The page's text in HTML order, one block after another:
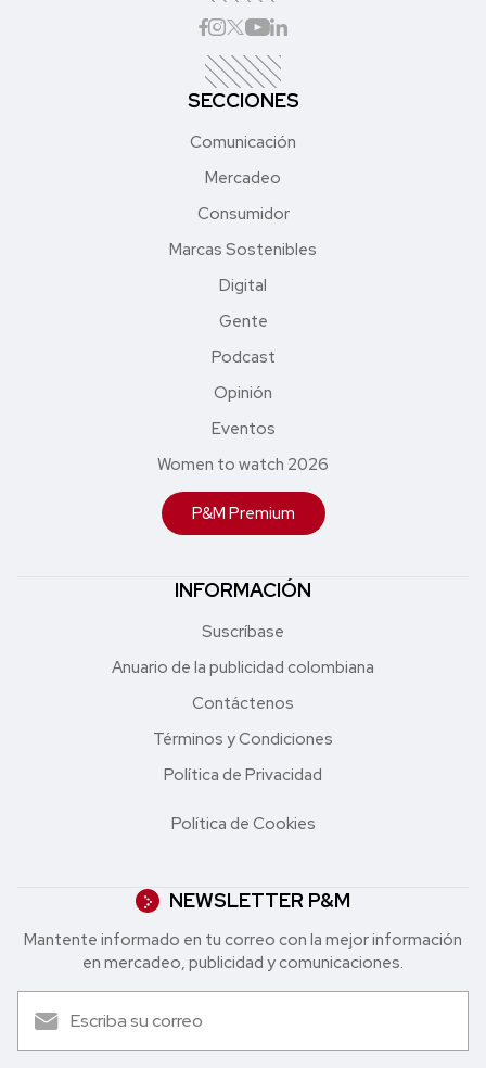
SECCIONES
Comunicación
Mercadeo
Consumidor
Marcas Sostenibles
Digital
Gente
Podcast
Opinión
Eventos
Women to watch 2026
P&M Premium
INFORMACIÓN
Suscríbase
Anuario de la publicidad colombiana
Contáctenos
Términos y Condiciones
Política de Privacidad
Política de Cookies
NEWSLETTER P&M
Mantente informado en tu correo con la mejor in formación
en mercadeo, publicidad y comunicaciones.